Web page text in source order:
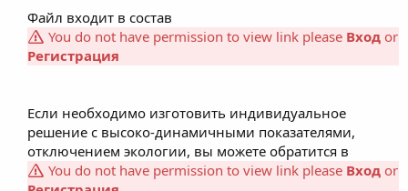
Файл входит в состав
You do not have permission to view link please Вход or
Регистрация
Если необходимо изготовить индивидуальное
решение с высоко-динамичными показателями,
отключением экологии, вы можете обратится в
You do not have permission to view link please Вход or